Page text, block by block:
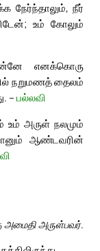
நேர்ந்தாலும், நீர்
உம் கோலும்
எனக்கொரு
நறுமணத் தைலம்
– பல்லவி
அருள் நலமும்
ஆண்டவரின்
அமைதி அருள்பவர்.